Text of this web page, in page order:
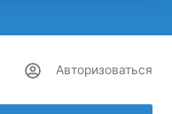
Авторизоваться